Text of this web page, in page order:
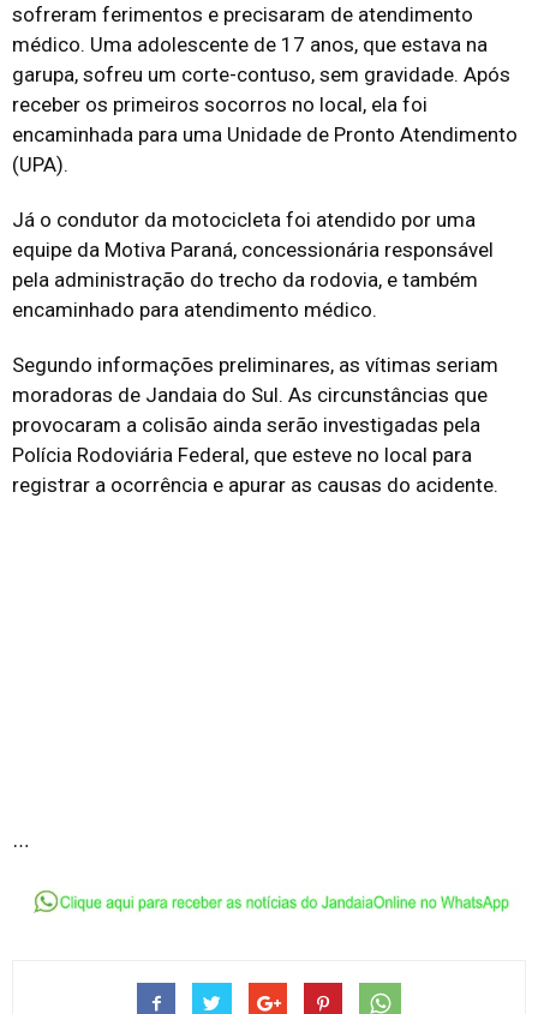
sofreram ferimentos e precisaram de atendimento
médico. Uma adolescente de 17 anos, que estava na
garupa, sofreu um corte-contuso, sem gravidade. Após
receber os primeiros socorros no local, ela foi
encaminhada para uma Unidade de Pronto Atendimento
(UPA).
Já o condutor da motocicleta foi atendido por uma
equipe da Motiva Paraná, concessionária responsável
pela administração do trecho da rodovia, e também
encaminhado para atendimento médico.
Segundo informações preliminares, as vítimas seriam
moradoras de Jandaia do Sul. As circunstâncias que
provocaram a colisão ainda serão investigadas pela
Polícia Rodoviária Federal, que esteve no local para
registrar a ocorrência e apurar as causas do acidente.
…